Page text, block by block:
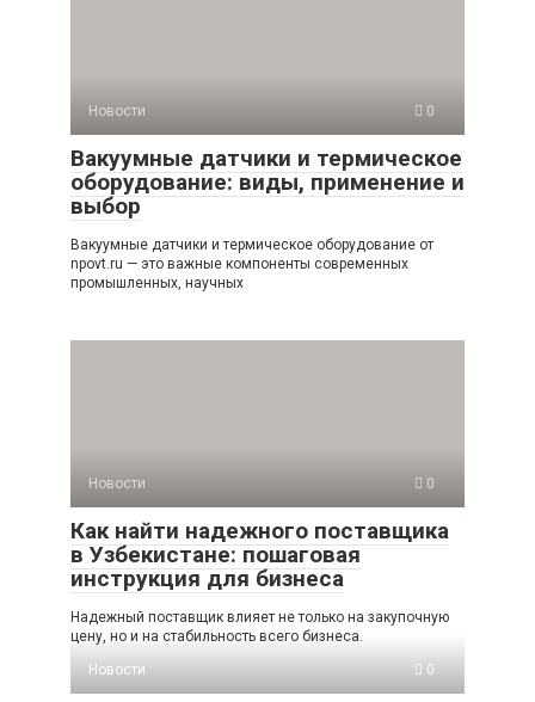
Новости 0
Вакуумные датчики и термическое
оборудование: виды, применение и
выбор
Вакуумные датчики и термическое оборудование от
npovt.ru — это важные компоненты современных
промышленных, научных
Новости 0
Как найти надежного поставщика
в Узбекистане: пошаговая
инструкция для бизнеса
Надежный поставщик влияет не только на закупочную
цену, но и на стабильность всего бизнеса.
Новости
0